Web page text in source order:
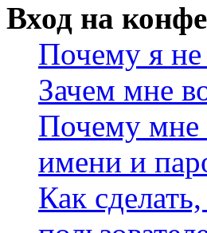
Вход на
Почему я
Зачем мне
Почему мне
имени и
Как